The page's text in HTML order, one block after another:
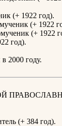
(+ 1922 год).
(+ 1922
(+ 1922
год).
2000 году.
(+ 384 год).